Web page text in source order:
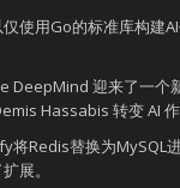
使用Go的标准库构建
DeepMind 迎来了一个
Hassabis 转变 AI 作
将Redis替换为MySQL
展。